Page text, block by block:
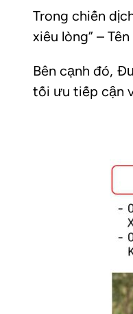
Trong chiến
xiêu lòng” –
Bên cạnh đó,
tối ưu tiếp cận